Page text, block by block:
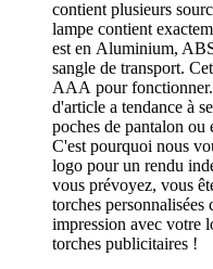
contient plusieurs
lampe contient
est en Aluminium,
sangle de transport.
AAA pour
d'article a tendance à
poches de pantalon ou
C'est pourquoi nous
logo pour un rendu
vous prévoyez, vous
torches
impression avec votre
torches publicitaires !